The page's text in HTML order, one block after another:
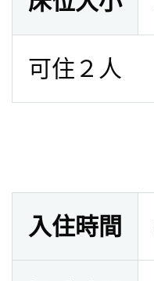
可住２人
入住時間